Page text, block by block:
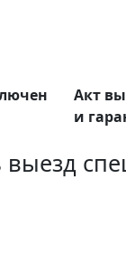
Акт
и
выезд